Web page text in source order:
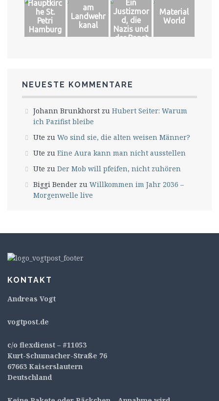
Welt
Glück
Hauptkirc
he St.
Petri
Hamburg
am
Landwehr
kanal
Ein
Justizmor
d, die
Nazis und
der Papst
Material
World
NEUESTE KOMMENTARE
Johann Brunkhorst zu Hubert Seiter: Warum
ich Pazifist bleibe
Ute zu Wo sind sie, die alten weisen Männer?
Ute zu Eine Aura kann man nicht ausstellen
Ute zu Der Mob will pfeifen, nicht zuhören
Biggi Bender zu Willkommen im Jahr 2036 –
Morgenwelle live
KONTAKT
Andreas Vogt
vogtpost.de
c/o flexdienst – #11053
Kurt-Schumacher-Straße 76
67663 Kaiserslautern
Deutschland